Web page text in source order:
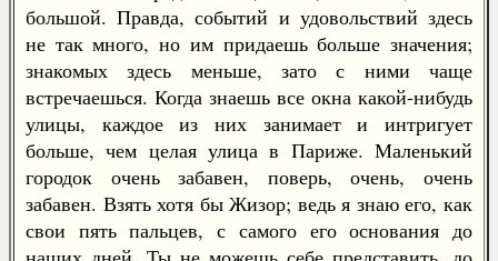
большой. Правда, событий и удовольствий здесь
не так много, но им придаешь больше значения;
знакомых здесь меньше, зато с ними чаще
встречаешься. Когда знаешь все окна какой-нибудь
улицы, каждое из них занимает и интригует
больше, чем целая улица в Париже. Маленький
городок очень забавен, поверь, очень, очень
забавен. Взять хотя бы Жизор; ведь я знаю его, как
свои пять пальцев, с самого его основания до